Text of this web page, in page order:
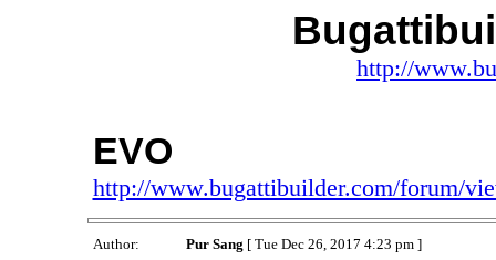
http://
EVO
http://www.bugattibuilder.com/forum/
Author: Pur Sang [ Tue Dec 26, 2017 4:23 pm ]